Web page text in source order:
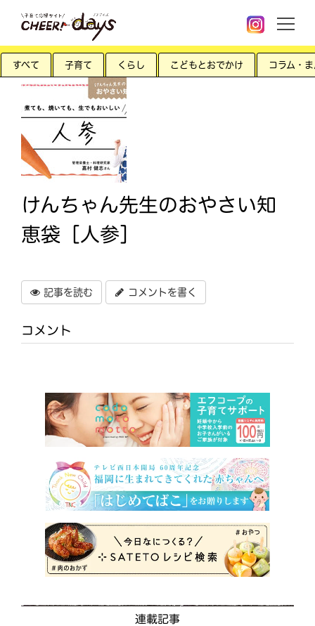
すべて 子育て くらし こどもとおでかけ コラム・
けんちゃん先生のおやさい知
恵袋［人参］
記事を読む コメントを書く
コメント
連載記事